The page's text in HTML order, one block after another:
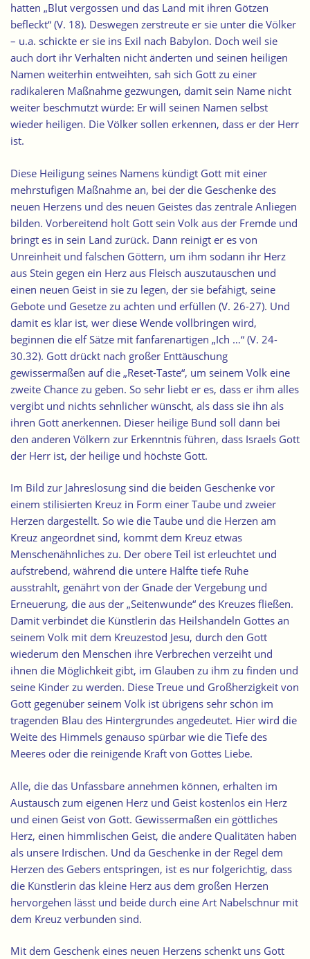
hatten „Blut vergossen und das Land mit ihren Götzen
befleckt“ (V. 18). Deswegen zerstreute er sie unter die Völker
– u.a. schickte er sie ins Exil nach Babylon. Doch weil sie
auch dort ihr Verhalten nicht änderten und seinen heiligen
Namen weiterhin entweihten, sah sich Gott zu einer
radikaleren Maßnahme gezwungen, damit sein Name nicht
weiter beschmutzt würde: Er will seinen Namen selbst
wieder heiligen. Die Völker sollen erkennen, dass er der Herr
ist.
Diese Heiligung seines Namens kündigt Gott mit einer
mehrstufigen Maßnahme an, bei der die Geschenke des
neuen Herzens und des neuen Geistes das zentrale Anliegen
bilden. Vorbereitend holt Gott sein Volk aus der Fremde und
bringt es in sein Land zurück. Dann reinigt er es von
Unreinheit und falschen Göttern, um ihm sodann ihr Herz
aus Stein gegen ein Herz aus Fleisch auszutauschen und
einen neuen Geist in sie zu legen, der sie befähigt, seine
Gebote und Gesetze zu achten und erfüllen (V. 26-27). Und
damit es klar ist, wer diese Wende vollbringen wird,
beginnen die elf Sätze mit fanfarenartigen „Ich …“ (V. 24-
30.32). Gott drückt nach großer Enttäuschung
gewissermaßen auf die „Reset-Taste“, um seinem Volk eine
zweite Chance zu geben. So sehr liebt er es, dass er ihm alles
vergibt und nichts sehnlicher wünscht, als dass sie ihn als
ihren Gott anerkennen. Dieser heilige Bund soll dann bei
den anderen Völkern zur Erkenntnis führen, dass Israels Gott
der Herr ist, der heilige und höchste Gott.
Im Bild zur Jahreslosung sind die beiden Geschenke vor
einem stilisierten Kreuz in Form einer Taube und zweier
Herzen dargestellt. So wie die Taube und die Herzen am
Kreuz angeordnet sind, kommt dem Kreuz etwas
Menschenähnliches zu. Der obere Teil ist erleuchtet und
aufstrebend, während die untere Hälfte tiefe Ruhe
ausstrahlt, genährt von der Gnade der Vergebung und
Erneuerung, die aus der „Seitenwunde“ des Kreuzes fließen.
Damit verbindet die Künstlerin das Heilshandeln Gottes an
seinem Volk mit dem Kreuzestod Jesu, durch den Gott
wiederum den Menschen ihre Verbrechen verzeiht und
ihnen die Möglichkeit gibt, im Glauben zu ihm zu finden und
seine Kinder zu werden. Diese Treue und Großherzigkeit von
Gott gegenüber seinem Volk ist übrigens sehr schön im
tragenden Blau des Hintergrundes angedeutet. Hier wird die
Weite des Himmels genauso spürbar wie die Tiefe des
Meeres oder die reinigende Kraft von Gottes Liebe.
Alle, die das Unfassbare annehmen können, erhalten im
Austausch zum eigenen Herz und Geist kostenlos ein Herz
und einen Geist von Gott. Gewissermaßen ein göttliches
Herz, einen himmlischen Geist, die andere Qualitäten haben
als unsere Irdischen. Und da Geschenke in der Regel dem
Herzen des Gebers entspringen, ist es nur folgerichtig, dass
die Künstlerin das kleine Herz aus dem großen Herzen
hervorgehen lässt und beide durch eine Art Nabelschnur mit
dem Kreuz verbunden sind.
Mit dem Geschenk eines neuen Herzens schenkt uns Gott